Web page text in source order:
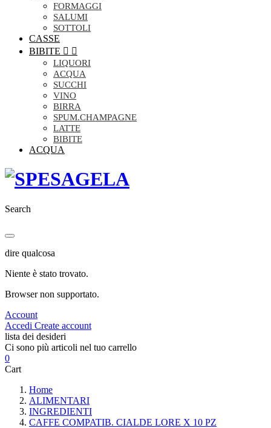
FORMAGGI
SALUMI
SOTTOLI
CASSE
BIBITE  
LIQUORI
ACQUA
SUCCHI
VINO
BIRRA
SPUM.CHAMPAGNE
LATTE
BIBITE
ACQUA
Search
dire qualcosa
Niente è stato trovato.
Browser non supportato.
Account
Accedi Create account
lista dei desideri
Ci sono più articoli nel tuo carrello
0
Cart
Home
ALIMENTARI
INGREDIENTI
CAFFE COMPATIB. CIALDE LORE X 10 PZ